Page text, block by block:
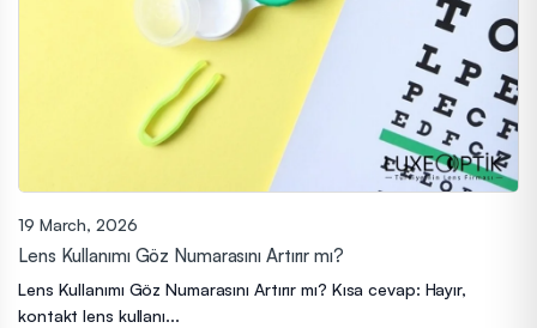
19 March, 2026
Lens Kullanımı Göz Numarasını Artırır mı?
Lens Kullanımı Göz Numarasını Artırır mı? Kısa cevap: Hayır,
kontakt lens kullanı...